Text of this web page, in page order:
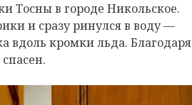
Тосны в городе Никольское.
и сразу ринулся в воду —
вдоль кромки льда. Благодаря